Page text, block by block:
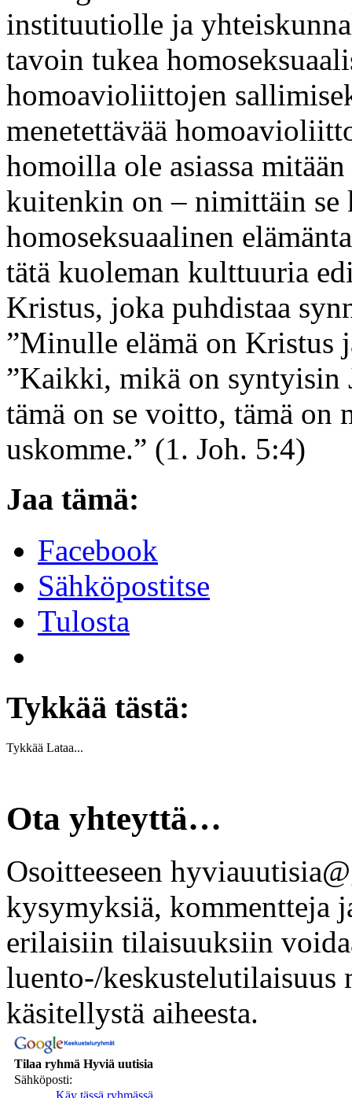
instituutiolle ja
tavoin tukea
homoavioliittojen
menetettävää
homoilla ole asiassa
kuitenkin on – nimittäin se
homoseksuaalinen
tätä kuoleman kulttuuria
Kristus, joka puhdistaa
”Minulle elämä on Kristus
”Kaikki, mikä on syntyisin
tämä on se voitto, tämä on
uskomme.” (1. Joh. 5:4)
Jaa tämä:
Facebook
Sähköpostitse
Tulosta
Tykkää tästä:
Tykkää Lataa...
Ota yhteyttä…
Osoitteeseen
kysymyksiä, kommentteja
erilaisiin tilaisuuksiin
luento-/keskustelutilaisuus
käsitellystä aiheesta.
Tilaa ryhmä Hyviä uutisia
Sähköposti: